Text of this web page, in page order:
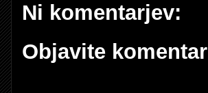
Ni komentarjev:
Objavite komentar